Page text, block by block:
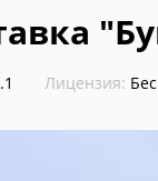
Лицензия: